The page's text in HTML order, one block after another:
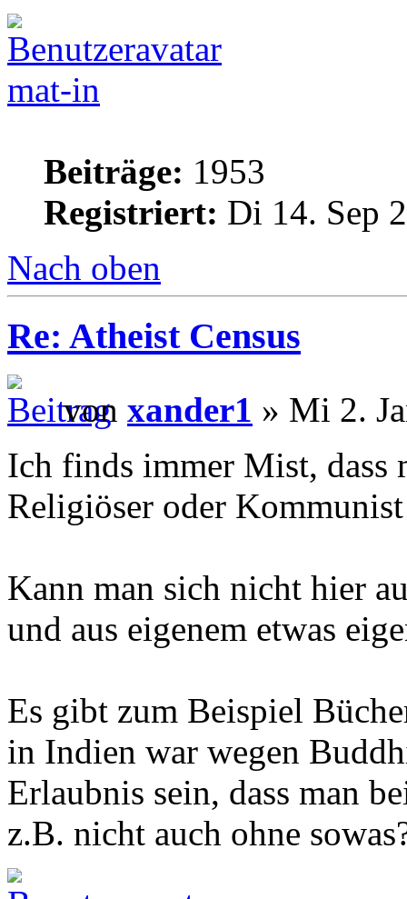
mat-in
Beiträge: 1953
Registriert: Di 14. Sep
Nach oben
Re: Atheist Census
von xander1 » Mi 2.
Ich finds immer Mist, dass
Religiöser oder
Kann man sich nicht hier
und aus eigenem etwas
Es gibt zum Beispiel
in Indien war wegen
Erlaubnis sein, dass man
z.B. nicht auch ohne